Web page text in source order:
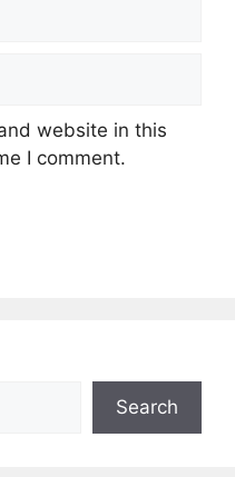
website in this
I comment.
Search